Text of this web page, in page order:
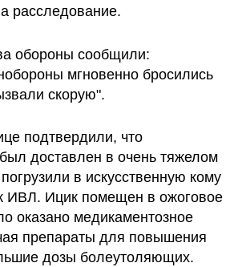
расследование.
обороны сообщили:
мгновенно бросились
скорую".
подтвердили, что
доставлен в очень тяжелом
в искусственную кому
ИВЛ. Ицик помещен в ожоговое
оказано медикаментозное
препараты для повышения
дозы болеутоляющих.